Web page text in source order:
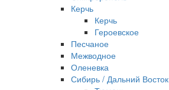
Керчь
Керчь
Героевское
Песчаное
Межводное
Оленевка
Сибирь / Дальний Восток